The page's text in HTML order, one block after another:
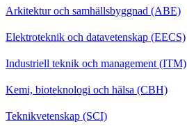
Arkitektur och samhällsbyggnad (ABE)
Elektroteknik och datavetenskap (EECS)
Industriell teknik och management (ITM)
Kemi, bioteknologi och hälsa (CBH)
Teknikvetenskap (SCI)